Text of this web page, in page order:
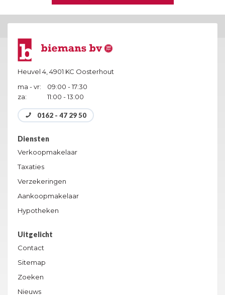
Heuvel 4, 4901 KC Oosterhout
ma - vr:
za:
09:00 - 17:30
11:00 - 13:00
0162 - 47 29 50
Diensten
Verkoopmakelaar
Taxaties
Verzekeringen
Aankoopmakelaar
Hypotheken
Uitgelicht
Contact
Sitemap
Zoeken
Nieuws